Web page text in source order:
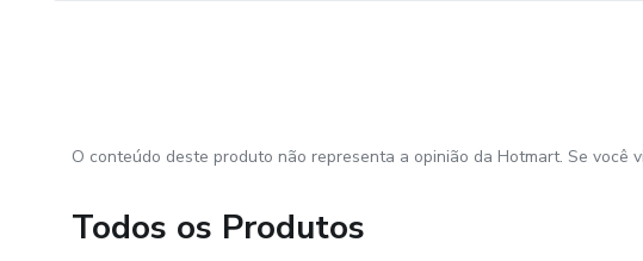
O conteúdo deste produto não representa a opinião da Hotmart. Se você
Todos os Produtos